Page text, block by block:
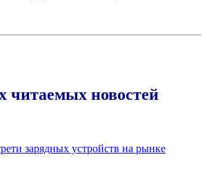
новостей
зарядных устройств на рынке